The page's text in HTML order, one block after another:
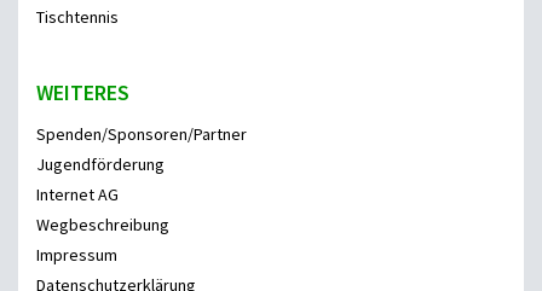
Tischtennis
WEITERES
Spenden/Sponsoren/Partner
Jugendförderung
Internet AG
Wegbeschreibung
Impressum
Datenschutzerklärung